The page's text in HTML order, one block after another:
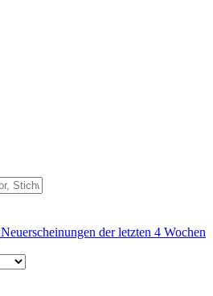
Neuerscheinungen der letzten 4 Wochen